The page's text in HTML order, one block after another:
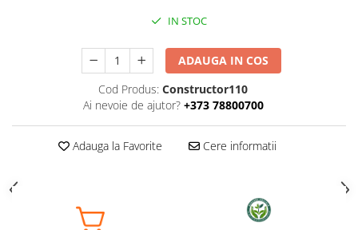
IN STOC
ADAUGA IN COS
Cod Produs: Constructor110
Ai nevoie de ajutor? +373 78800700
Adauga la Favorite Cere informatii